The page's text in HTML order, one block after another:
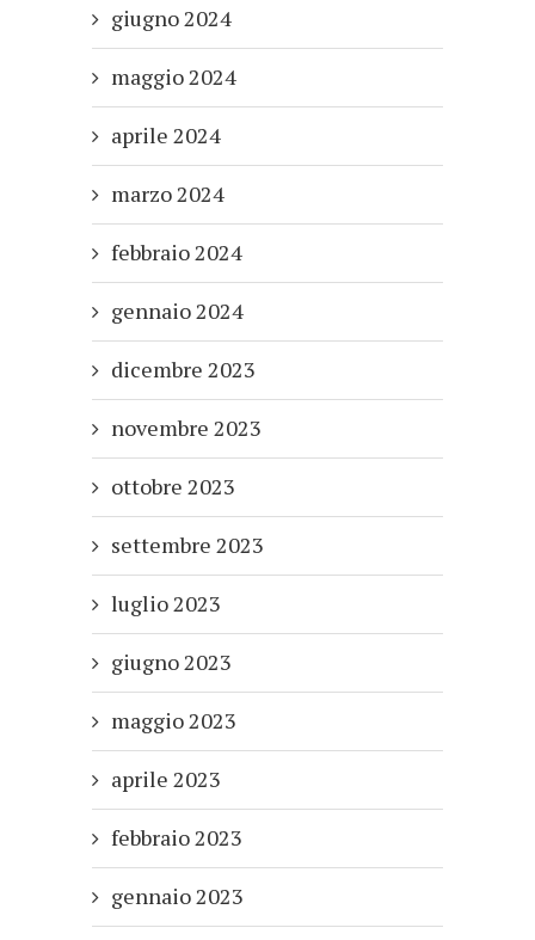
giugno 2024
maggio 2024
aprile 2024
marzo 2024
febbraio 2024
gennaio 2024
dicembre 2023
novembre 2023
ottobre 2023
settembre 2023
luglio 2023
giugno 2023
maggio 2023
aprile 2023
febbraio 2023
gennaio 2023